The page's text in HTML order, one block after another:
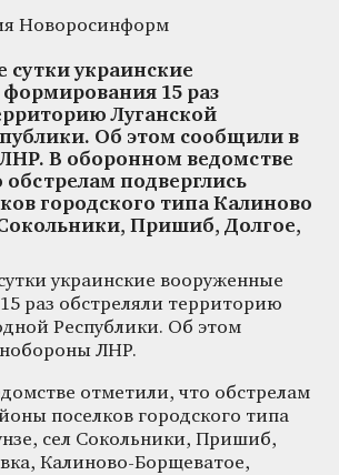
Новоросинформ
украинские
15 раз
Луганской
Об этом сообщили в
В оборонном ведомстве
обстрелам подверглись
городского типа Калиново
Пришиб, Долгое,
украинские вооруженные
раз обстреляли территорию
Республики. Об этом
ЛНР.
отметили, что обстрелам
поселков городского типа
сел Сокольники, Пришиб,
Калиново-Борщеватое,